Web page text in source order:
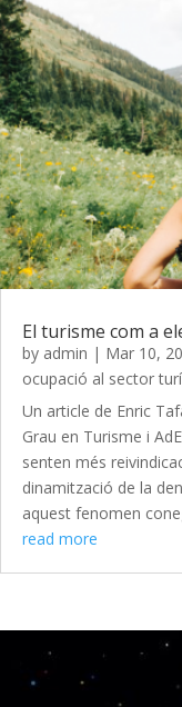
El turisme com a
by admin | Mar 10,
ocupació al sector
Un article de Enric
Grau en Turisme i
senten més
dinamització de la
aquest fenomen
read more